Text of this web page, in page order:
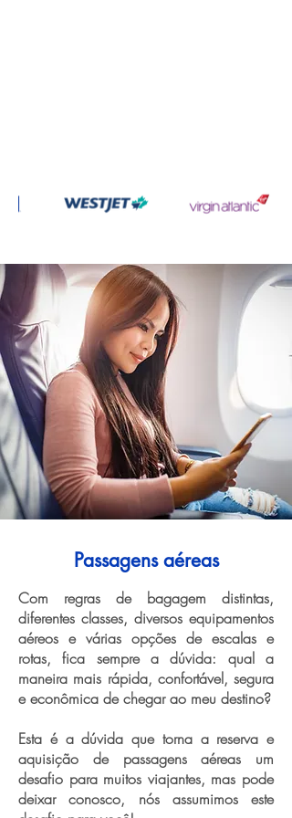
Passagens aéreas
Com regras de bagagem distintas,
diferentes classes, diversos equipamentos
aéreos e várias opções de escalas e
rotas, fica sempre a dúvida: qual a
maneira mais rápida, confortável, segura
e econômica de chegar ao meu destino?
Esta é a dúvida que torna a reserva e
aquisição de passagens aéreas um
desafio para muitos viajantes, mas pode
deixar conosco, nós assumimos este